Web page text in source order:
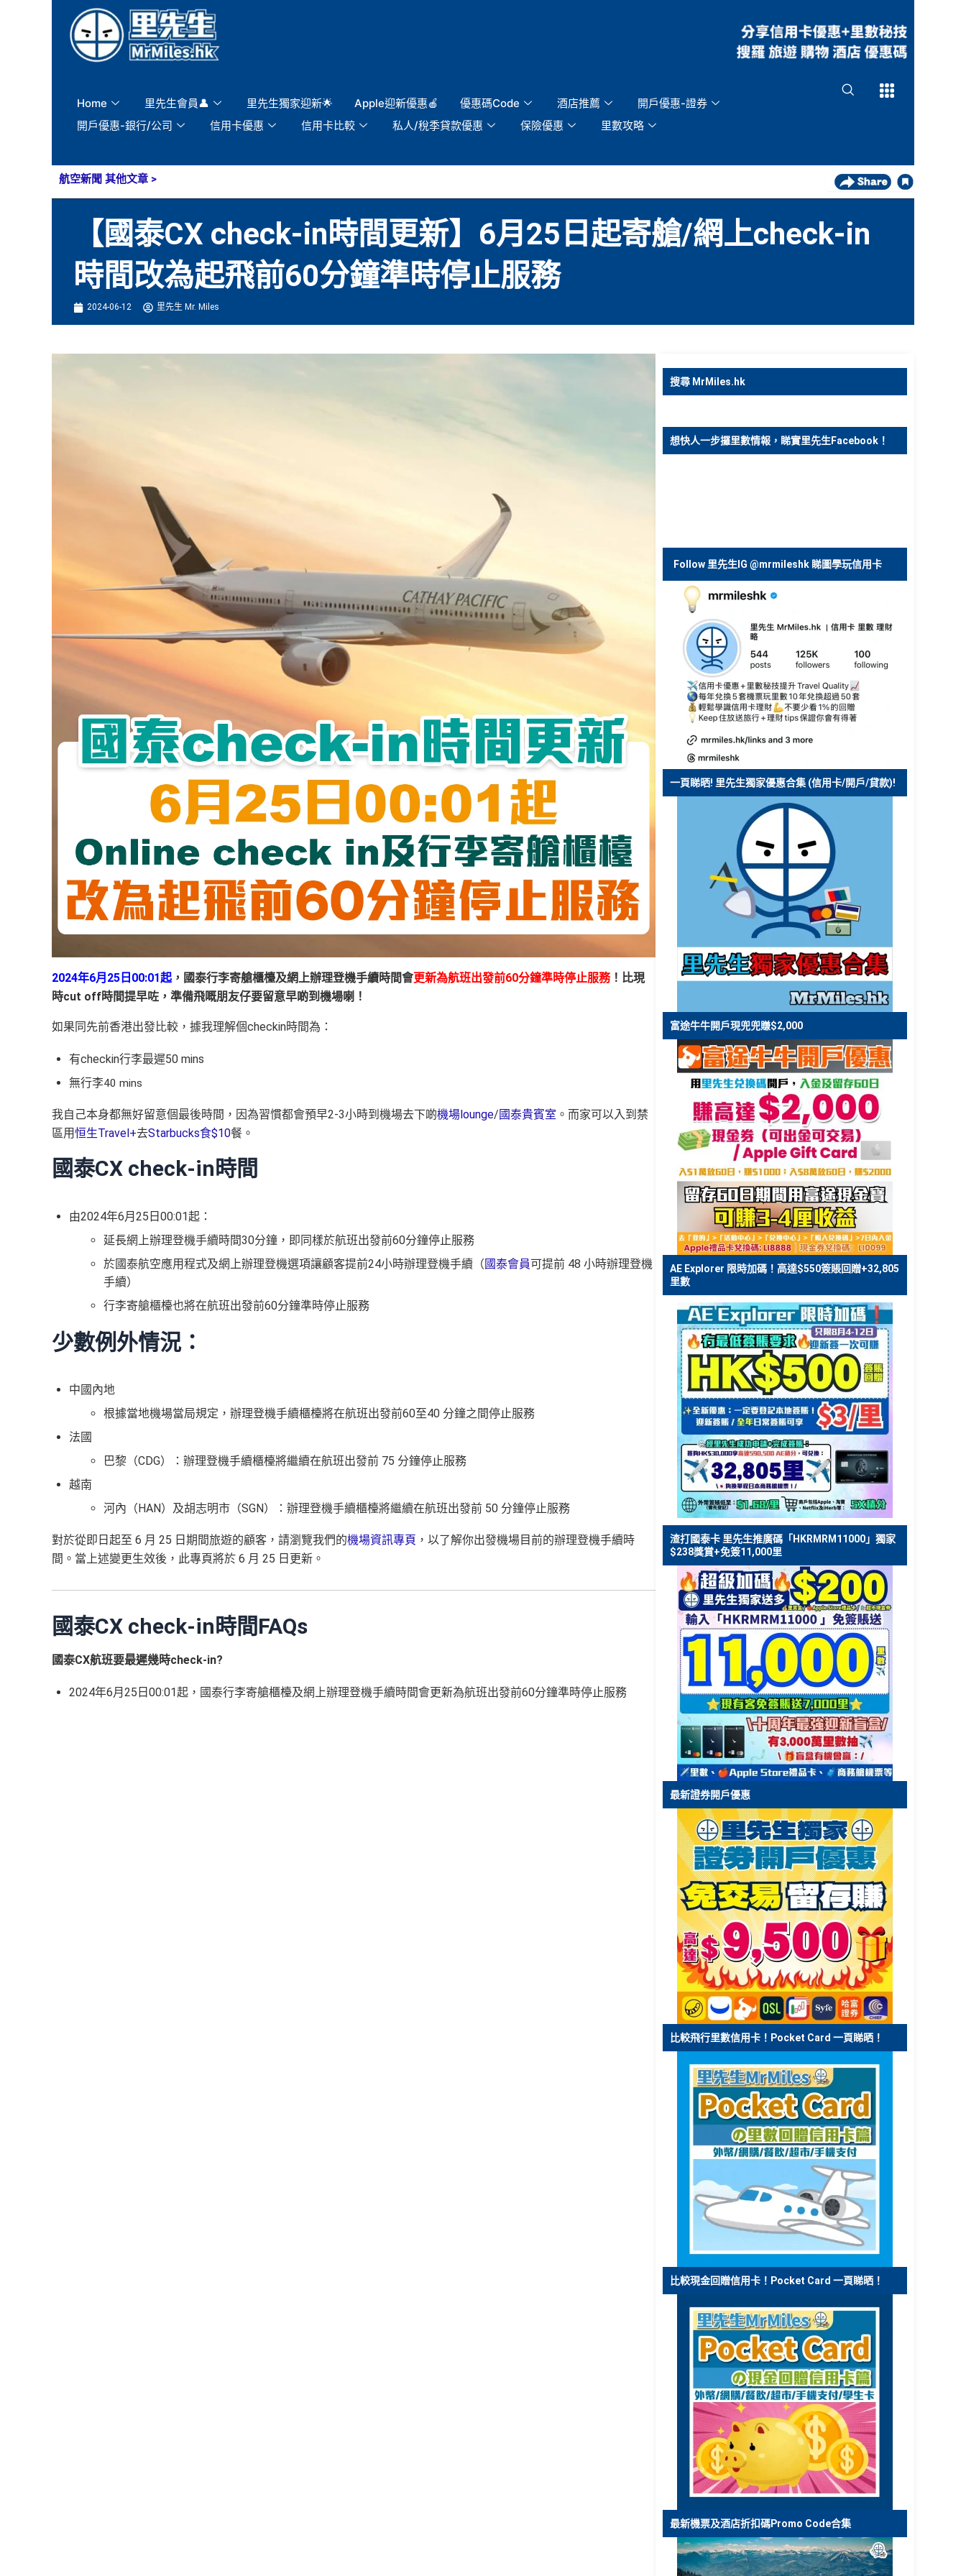
Home 里先生會員👤 里先生獨家迎新🌟 Apple迎新優惠🍎 優惠碼Code 酒店推薦
開戶優惠-證券
開戶優惠-銀行/公司
信用卡優惠 信用卡比較 私人/稅季貸款優惠 保險優惠 里數攻略
Open
航空新聞 其他文章 >
【國泰CX check-in時間更新】6月25日起寄艙/網上check-in
時間改為起飛前60分鐘準時停止服務
2024-06-12 里先生 Mr. Miles
2024年6月25日00:01起，國泰行李寄艙櫃檯及網上辦理登機手續時間會更新為航班出發前60分鐘準時停止服務！比現
時cut off時間提早咗，準備飛嘅朋友仔要留意早啲到機場喇！
如果同先前香港出發比較，據我理解個checkin時間為：
有checkin行李最遲50 mins
無行李40 mins
我自己本身都無好留意個最後時間，因為習慣都會預早2-3小時到機場去下啲機場lounge/ 國泰貴賓室 。 而家可以入到禁
區用恒生Travel+去Starbucks食$10餐。
國泰CX check-in時間
由2024年6月25日00:01起：
延長網上辦理登機手續時間30分鐘，即同樣於航班出發前60分鐘停止服務
於國泰航空應用程式及網上辦理登機選項讓顧客提前24小時辦理登機手續（國泰會員可提前 48 小時辦理登機
手續）
行李寄艙櫃檯也將在航班出發前60分鐘準時停止服務
少數例外情況：
中國內地
根據當地機場當局規定，辦理登機手續櫃檯將在航班出發前60至40 分鐘之間停止服務
法國
巴黎（CDG）：辦理登機手續櫃檯將繼續在航班出發前 75 分鐘停止服務
越南
河內（HAN）及胡志明市（SGN）：辦理登機手續櫃檯將繼續在航班出發前 50 分鐘停止服務
對於從即日起至 6 月 25 日期間旅遊的顧客，請瀏覽我們的機場資訊專頁 ，以了解你出發機場目前的辦理登機手續時
間。當上述變更生效後，此專頁將於 6 月 25 日更新。
國泰CX check-in時間FAQs
國泰CX航班要最遲幾時check-in?
2024年6月25日00:01起，國泰行李寄艙櫃檯及網上辦理登機手續時間會更新為航班出發前60分鐘準時停止服務
搜尋 MrMiles.hk
想快人一步攞里數情報，睇實里先生Facebook！
Follow 里先生IG @mrmileshk 睇圖學玩信用卡
一頁睇晒! 里先生獨家優惠合集 (信用卡/開戶/貸款)!
富途牛牛開戶現兜兜賺$2,000
AE Explorer 限時加碼！高達$550簽賬回贈+32,805
里數
渣打國泰卡 里先生推廣碼「HKRMRM11000」獨家
$238獎賞+免簽11,000里
最新證券開戶優惠
比較飛行里數信用卡！Pocket Card 一頁睇晒！
比較現金回贈信用卡！Pocket Card 一頁睇晒！
最新機票及酒店折扣碼Promo Code合集